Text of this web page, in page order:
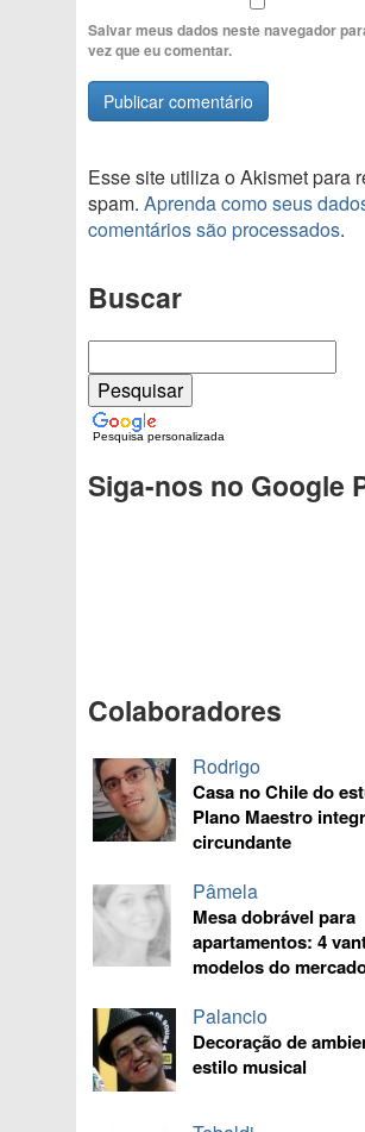
Salvar meus dados neste navegador
vez que eu comentar.
Esse site utiliza o Akismet para
spam. Aprenda como seus
comentários são processados.
Buscar
Pesquisa personalizada
Siga-nos no Google
Colaboradores
Rodrigo
Casa no Chile do
Plano Maestro
circundante
Pâmela
Mesa dobrável para
apartamentos: 4
modelos do
Palancio
Decoração de
estilo musical